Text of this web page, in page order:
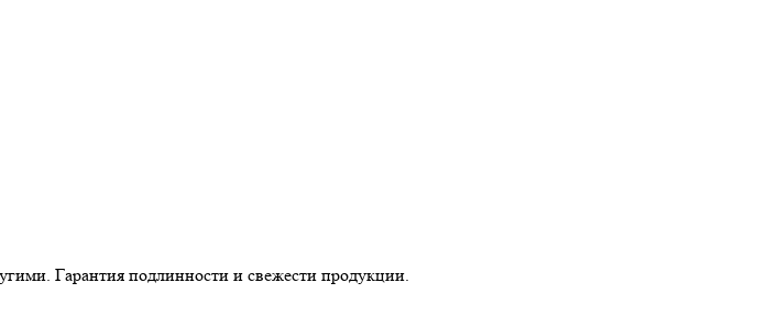
Гарантия подлинности и свежести продукции.